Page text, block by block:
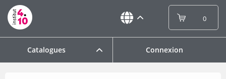
Catalogues Connexion
0